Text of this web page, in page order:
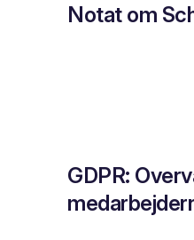
Notat om
GDPR: